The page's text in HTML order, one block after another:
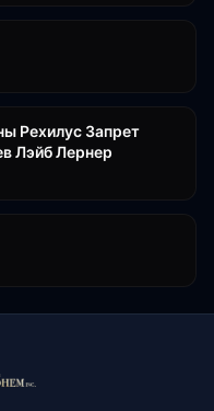
Рехилус Запрет
Лэйб Лернер